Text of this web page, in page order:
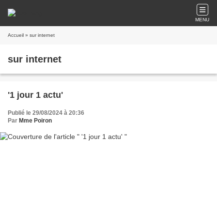
MENU
Accueil » sur internet
sur internet
'1 jour 1 actu'
Publié le 29/08/2024 à 20:36
Par Mme Poiron